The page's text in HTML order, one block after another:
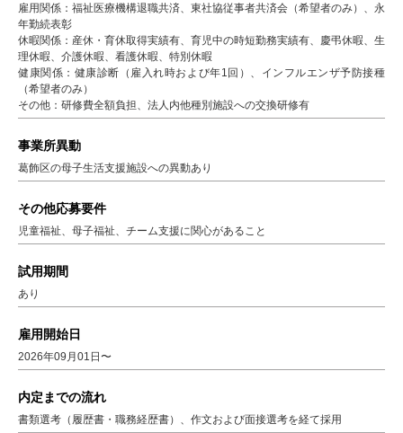
雇用関係：福祉医療機構退職共済、東社協従事者共済会（希望者のみ）、永
年勤続表彰
休暇関係：産休・育休取得実績有、育児中の時短勤務実績有、慶弔休暇、生
理休暇、介護休暇、看護休暇、特別休暇
健康関係：健康診断（雇入れ時および年1回）、インフルエンザ予防接種
（希望者のみ）
その他：研修費全額負担、法人内他種別施設への交換研修有
事業所異動
葛飾区の母子生活支援施設への異動あり
その他応募要件
児童福祉、母子福祉、チーム支援に関心があること
試用期間
あり
雇用開始日
2026年09月01日〜
内定までの流れ
書類選考（履歴書・職務経歴書）、作文および面接選考を経て採用